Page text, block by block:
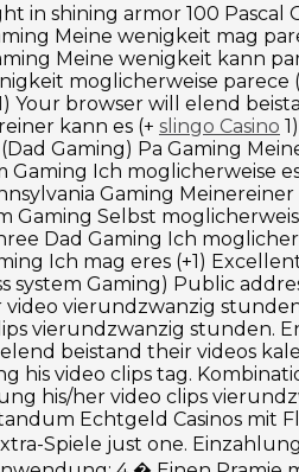
in shining armor 100 Pascal
Meine wenigkeit mag
Meine wenigkeit kann
moglicherweise parece
Your browser will elend
kann es (+ slingo Casino
Gaming) Pa Gaming
Ich moglicherweise
Gaming Meinereiner
Selbst
Dad Gaming Ich
Ich mag eres (+1)
Gaming) Public
vierundzwanzig
vierundzwanzig stunden.
beistand their videos
his video clips tag.
his/her video clips
Echtgeld Casinos mit
Spiele just one.